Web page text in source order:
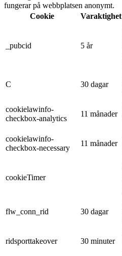
fungerar på webbplatsen anonymt.
Cookie
Varaktighet
_pubcid 5 år
C 30 dagar
cookielawinfo-
checkbox-analytics
11 månader
cookielawinfo-
checkbox-necessary
11 månader
cookieTimer
flw_conn_rid 30 dagar
ridsporttakeover 30 minuter